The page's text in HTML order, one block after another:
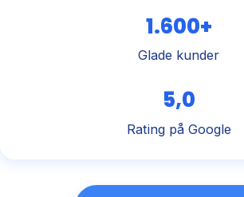
1.600+
Glade kunder
5,0
Rating på Google